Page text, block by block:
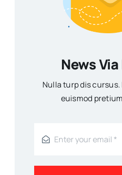
News
Nulla turp dis
euismod